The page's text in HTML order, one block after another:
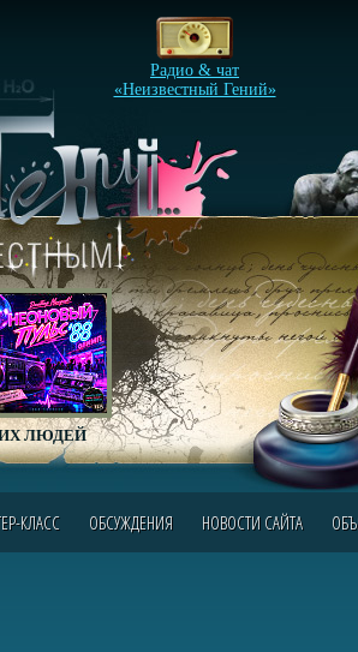
ЛЮДЕЙ
Радио & чат
«Неизвестный Гений»
КЛАСС ОБСУЖДЕНИЯ НОВОСТИ САЙТА